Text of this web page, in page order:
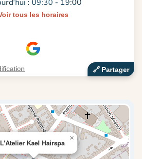
: 09:30 - 19:00
tous les horaires
🔗‍️ Partager
L'Atelier Kael Hairspa
×